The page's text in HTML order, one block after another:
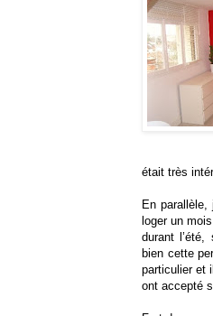
était très
En
loger un
durant
bien cette
particulier et
ont accepté